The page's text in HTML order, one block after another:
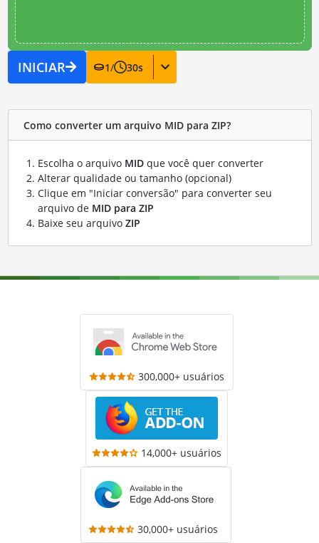
INICIAR 1/ 30s
Como converter um arquivo MID para ZIP?
Escolha o arquivo MIDque você quer converter
Alterar qualidade ou tamanho (opcional)
Clique em "Iniciar conversão" para converter seu
arquivo de MID para ZIP
Baixe seu arquivo ZIP
300,000+ usuários
14,000+ usuários
30,000+ usuários